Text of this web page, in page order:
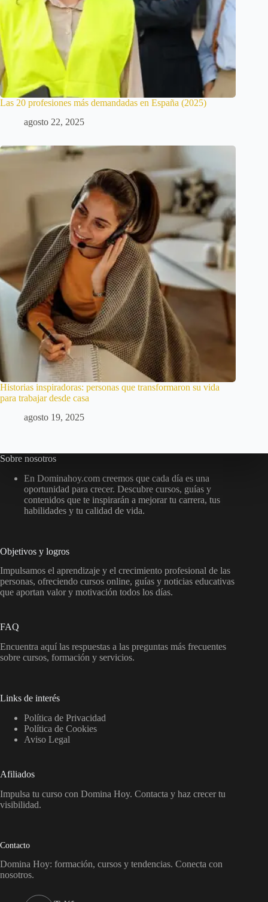
Las 20 profesiones más demandadas en España (2025)
agosto 22, 2025
Historias inspiradoras: personas que transformaron su vida
para trabajar desde casa
agosto 19, 2025
Sobre nosotros
En Dominahoy.com creemos que cada día es una
oportunidad para crecer. Descubre cursos, guías y
contenidos que te inspirarán a mejorar tu carrera, tus
habilidades y tu calidad de vida.
Objetivos y logros
Impulsamos el aprendizaje y el crecimiento profesional de las
personas, ofreciendo cursos online, guías y noticias educativas
que aportan valor y motivación todos los días.
FAQ
Encuentra aquí las respuestas a las preguntas más frecuentes
sobre cursos, formación y servicios.
Links de interés
Política de Privacidad
Política de Cookies
Aviso Legal
Afiliados
Impulsa tu curso con Domina Hoy. Contacta y haz crecer tu
visibilidad.
Contacto
Domina Hoy: formación, cursos y tendencias. Conecta con
nosotros.